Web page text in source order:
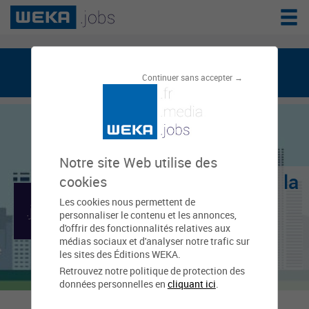
Continuer sans accepter →
Notre site Web utilise des
cookies
Les cookies nous permettent de
personnaliser le contenu et les annonces,
d'offrir des fonctionnalités relatives aux
médias sociaux et d'analyser notre trafic sur
les sites des Éditions WEKA.
Retrouvez notre politique de protection des
données personnelles en cliquant ici.
weka.jobs, le réseau de l'emploi public
Centre de gestion de la
fonction publique
territoriale - Haute-
Saône